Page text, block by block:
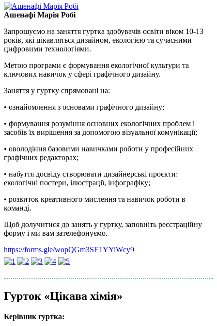
Ашенафі Марія Робі
Запрошуємо на заняття гуртка здобувачів освіти віком 10-13
років, які цікавляться дизайном, екологією та сучасними
цифровими технологіями.
Метою програми є формування екологічної культури та
ключових навичок у сфері графічного дизайну.
Заняття у гуртку спрямовані на:
• ознайомлення з основами графічного дизайну;
• формування розуміння основних екологічних проблем і
засобів їх вирішення за допомогою візуальної комунікації;
• оволодіння базовими навичками роботи у професійних
графічних редакторах;
• набуття досвіду створювати дизайнерські проєкти:
екологічні постери, ілюстрації, інфографіку;
• розвиток креативного мислення та навичок роботи в
команді.
Щоб долучитися до занять у гуртку, заповніть реєстраційну
форму і ми вам зателефонуємо.
https://forms.gle/wopQGm3SE1YYiWcy9
Гурток «Цікава хімія»
Керівник гуртка: